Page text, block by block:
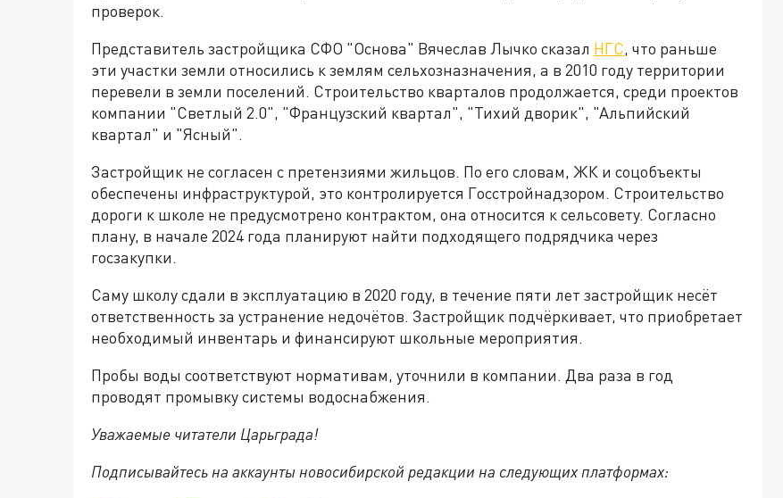
проверок.
Представитель застройщика СФО "Основа" Вячеслав Лычко сказал НГС, что раньше
эти участки земли относились к землям сельхозназначения, а в 2010 году территории
перевели в земли поселений. Строительство кварталов продолжается, среди проектов
компании "Светлый 2.0", "Французский квартал", "Тихий дворик", "Альпийский
квартал" и "Ясный".
Застройщик не согласен с претензиями жильцов. По его словам, ЖК и соцобъекты
обеспечены инфраструктурой, это контролируется Госстройнадзором. Строительство
дороги к школе не предусмотрено контрактом, она относится к сельсовету. Согласно
плану, в начале 2024 года планируют найти подходящего подрядчика через
госзакупки.
Саму школу сдали в эксплуатацию в 2020 году, в течение пяти лет застройщик несёт
ответственность за устранение недочётов. Застройщик подчёркивает, что приобретает
необходимый инвентарь и финансируют школьные мероприятия.
Пробы воды соответствуют нормативам, уточнили в компании. Два раза в год
проводят промывку системы водоснабжения.
Уважаемые читатели Царьграда!
Подписывайтесь на аккаунты новосибирской редакции на следующих платформах: